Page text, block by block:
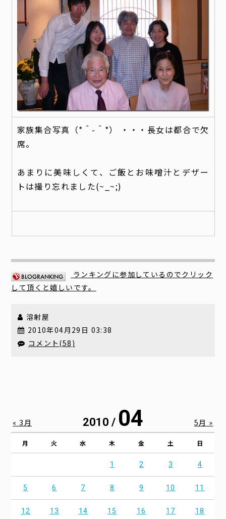
家族集合写真（*＾-＾*） ・・・長女は都合で欠
席。
あまりに美味しくて、ご飯とお味噌汁とデザー
トは撮り忘れました(~_~;)
ランキングに参加しているのでクリック
して頂くと嬉しいです。
溶射屋
2010年04月29日 03:38
コメント(58)
2010 / 04
月 火 水 木 金 土 日
1 2 3 4
5 6 7 8 9 10 11
12 13 14 15 16 17 18
« 3月 5月 »